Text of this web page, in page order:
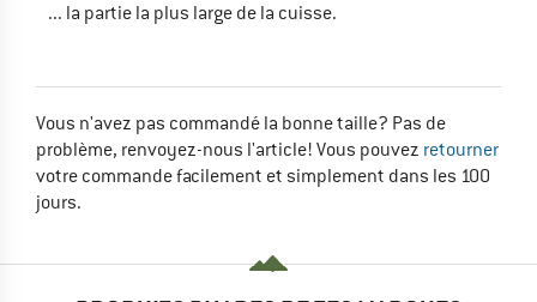
... la partie la plus large de la cuisse.
Vous n'avez pas commandé la bonne taille? Pas de
problème, renvoyez-nous l'article! Vous pouvez retourner
votre commande facilement et simplement dans les 100
jours.